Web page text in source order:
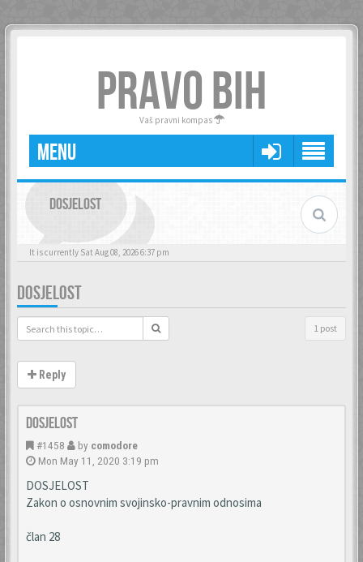
PRAVO BIH
Vaš pravni kompas
MENU
DOSJELOST
It is currently Sat Aug 08, 2026 6:37 pm
DOSJELOST
1 post
Reply
Dosjelost
#1458 by comodore
Mon May 11, 2020 3:19 pm
DOSJELOST
Zakon o osnovnim svojinsko-pravnim odnosima
član 28